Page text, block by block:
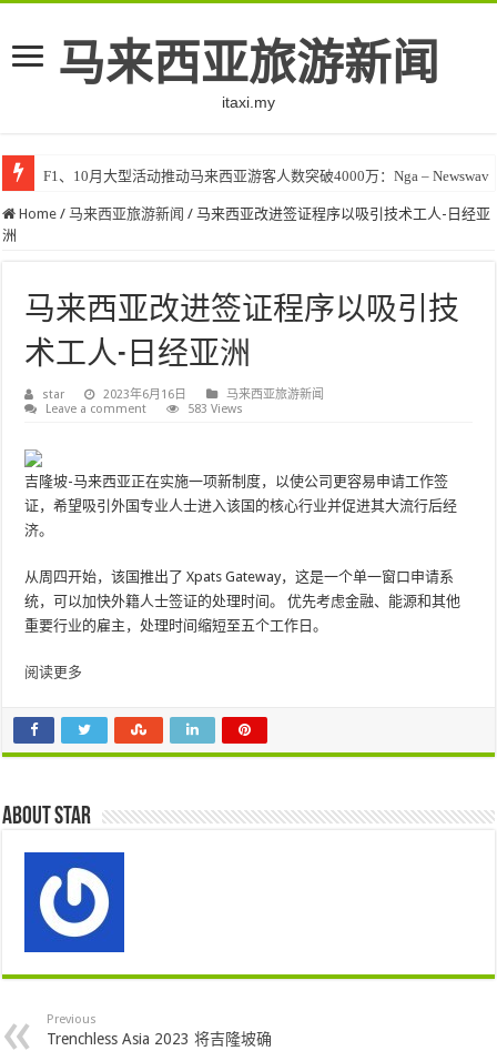
马来西亚旅游新闻
itaxi.my
F1、10月大型活动推动马来西亚游客人数突破4000万：Nga – Newswav
Home / 马来西亚旅游新闻 / 马来西亚改进签证程序以吸引技术工人-日经亚
洲
马来西亚改进签证程序以吸引技
术工人-日经亚洲
star 2023年6月16日
马来西亚旅游新闻
Leave a comment
583 Views
吉隆坡-马来西亚正在实施一项新制度，以使公司更容易申请工作签
证，希望吸引外国专业人士进入该国的核心行业并促进其大流行后经
济。
从周四开始，该国推出了 Xpats Gateway，这是一个单一窗口申请系
统，可以加快外籍人士签证的处理时间。 优先考虑金融、能源和其他
重要行业的雇主，处理时间缩短至五个工作日。
阅读更多
About star
Previous
Trenchless Asia 2023 将吉隆坡确